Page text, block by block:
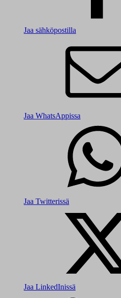
Jaa sähköpostilla
Jaa WhatsAppissa
Jaa Twitterissä
Jaa LinkedInissä